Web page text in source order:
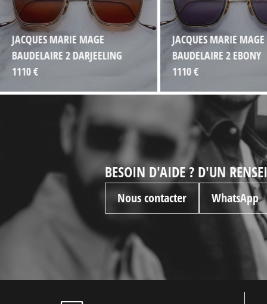
JACQUES MARIE MAGE
BAUDELAIRE 2 DARJEELING
1110 €
JACQUES MARIE MAGE
BAUDELAIRE 2 EBONY
1110 €
BESOIN D'AIDE ? D'UN
Nous contacter WhatsApp